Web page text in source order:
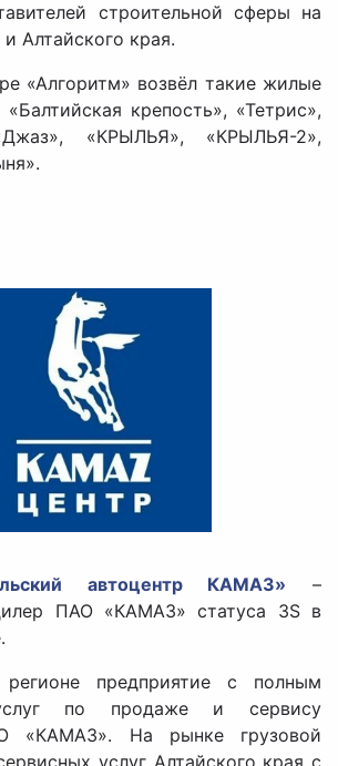
строительной сферы на
Алтайского края.
«Алгоритм» возвёл такие жилые
крепость», «Тетрис»,
«КРЫЛЬЯ», «КРЫЛЬЯ-2»,
автоцентр КАМАЗ» –
ПАО «КАМАЗ» статуса 3S в
предприятие с полным
по продаже и сервису
«КАМАЗ». На рынке грузовой